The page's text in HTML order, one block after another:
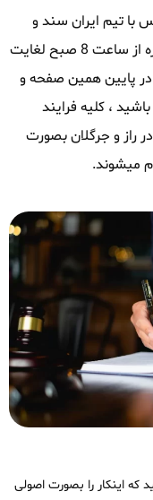
با تیم ایران سند و
کارشناسان این مجموعه میتوانید همه روزه از ساعت 8 صبح لغایت
در پایین همین صفحه و
، کلیه فرایند
راز و جرگلان بصورت
میشوند.
که اینکار را بصورت اصولی